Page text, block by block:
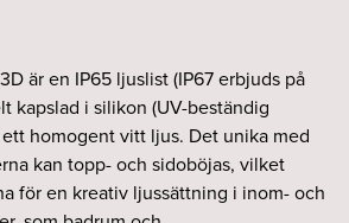
är en IP65 ljuslist (IP67 erbjuds på
kapslad i silikon (UV-beständig
homogent vitt ljus. Det unika med
kan topp- och sidoböjas, vilket
för en kreativ ljussättning i inom- och